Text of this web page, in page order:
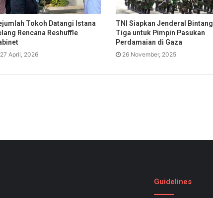
Tokoh Datangi Istana
Rencana Reshuffle
27 April, 2026
TNI Siapkan Jenderal Bintang
Tiga untuk Pimpin Pasukan
Perdamaian di Gaza
26 November, 2025
Guidelines